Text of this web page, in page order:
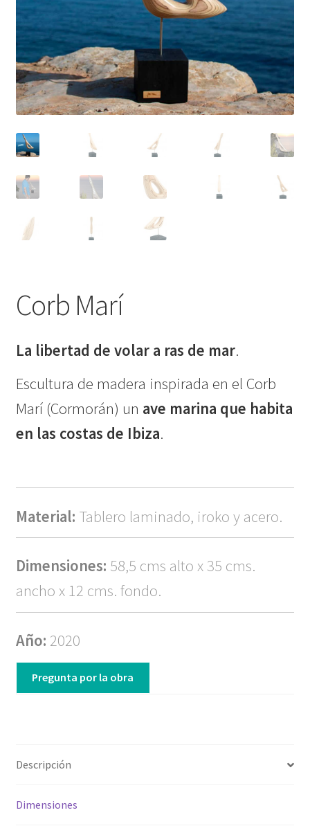
Corb Marí
La libertad de volar a ras de mar.
Escultura de madera inspirada en el Corb
Marí (Cormorán) un ave marina que habita
en las costas de Ibiza.
Material: Tablero laminado, iroko y acero.
Dimensiones: 58,5 cms alto x 35 cms.
ancho x 12 cms. fondo.
Año: 2020
Pregunta por la obra
Descripción
Dimensiones